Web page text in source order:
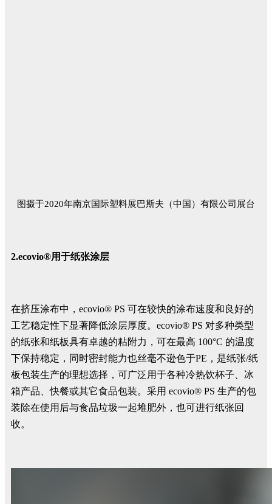
图摄于2020年南京国际塑料展巴斯夫（中国）有限公司展台
2.ecovio®用于纸张涂层
在挤压涂布中，ecovio® PS 可在较快的涂布速度和良好的
工艺稳定性下显著降低涂层厚度。ecovio® PS 对多种类型
的纸张和纸板具有卓越的粘附力，可在最高 100°C 的温度
下保持稳定，同时密封能力也丝毫不逊色于PE，是纸张/纸
板包装生产的理想选择，可广泛用于各种冷热饮杯子、冰
箱产品、快餐或其它食品包装。采用 ecovio® PS 生产的包
装除在使用后与食品垃圾一起堆肥外，也可进行纸张回
收。